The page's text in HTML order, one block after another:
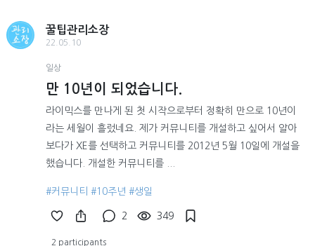
꿀팁관리소장
22.05.10
일상
만 10년이 되었습니다.
라이믹스를 만나게 된 첫 시작으로부터 정확히 만으로 10년이
라는 세월이 흘렀네요. 제가 커뮤니티를 개설하고 싶어서 알아
보다가 XE를 선택하고 커뮤니티를 2012년 5월 10일에 개설을
했습니다. 개설한 커뮤니티를 ...
#커뮤니티 #10주년 #생일
2 349
2 participants